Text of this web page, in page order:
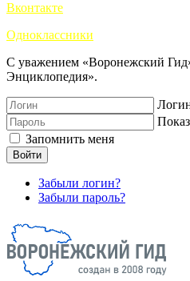
Вконтакте
Одноклассники
С уважением «Воронежский
Энциклопедия».
Запомнить меня
Войти
Забыли логин?
Забыли пароль?